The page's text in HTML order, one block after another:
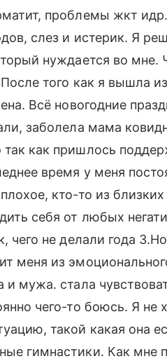
проблемы жкт
слез и истерик. Я
нуждается во
того как я вышла
Всё новогодние
заболела мама
как пришлось
время у меня
кто-то из
себя от любых
чего не делали года
меня из
мужа. стала
чего-то боюсь. Я не
такой какая она
гимнастики. Как мне